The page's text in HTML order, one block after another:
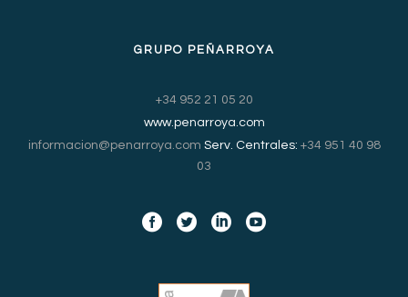
GRUPO PEÑARROYA
+34 952 21 05 20
www.penarroya.com
informacion@penarroya.com Serv. Centrales: +34 951 40 98
03